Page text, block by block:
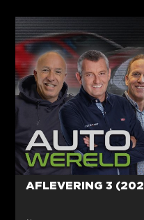
AFLEVERING 3